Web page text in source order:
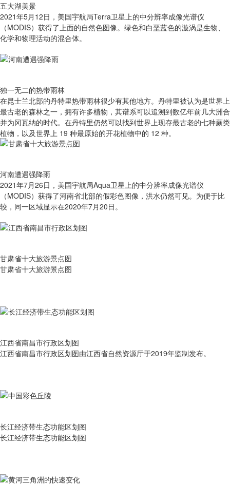
五大湖美景
2021年5月12日，美国宇航局Terra卫星上的中分辨率成像光谱仪
（MODIS）获得了上面的自然色图像。绿色和白垩蓝色的漩涡是生物、
化学和物理活动的混合体。
独一无二的热带雨林
在昆士兰北部的丹特里热带雨林很少有其他地方。丹特里被认为是世界上
最古老的森林之一，拥有许多植物，其谱系可以追溯到数亿年前几大洲合
并为冈瓦纳的时代。在丹特里仍然可以找到世界上现存最古老的七种蕨类
植物，以及世界上 19 种最原始的开花植物中的 12 种。
河南遭遇强降雨
2021年7月26日，美国宇航局Aqua卫星上的中分辨率成像光谱仪
（MODIS）获得了河南省北部的假彩色图像，洪水仍然可见。为便于比
较，同一区域显示在2020年7月20日。
甘肃省十大旅游景点图
甘肃省十大旅游景点图
江西省南昌市行政区划图
江西省南昌市行政区划图由江西省自然资源厅于2019年监制发布。
长江经济带生态功能区划图
长江经济带生态功能区划图